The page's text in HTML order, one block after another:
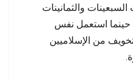
والثمانينات
حينما استعمل نفس
من الإسلاميين